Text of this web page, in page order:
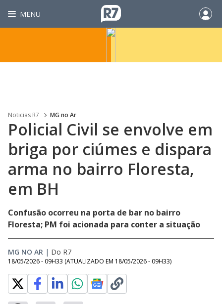
MENU
Noticias R7 MG no Ar
Policial Civil se envolve em
briga por ciúmes e dispara
arma no bairro Floresta,
em BH
Confusão ocorreu na porta de bar no bairro
Floresta; PM foi acionada para conter a situação
MG NO AR | Do R7
18/05/2026 - 09H33 (ATUALIZADO EM 18/05/2026 - 09H33)